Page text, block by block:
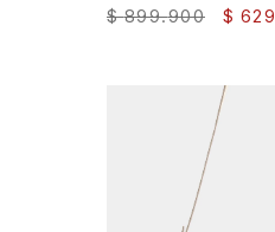
$ 899.900 $ 629